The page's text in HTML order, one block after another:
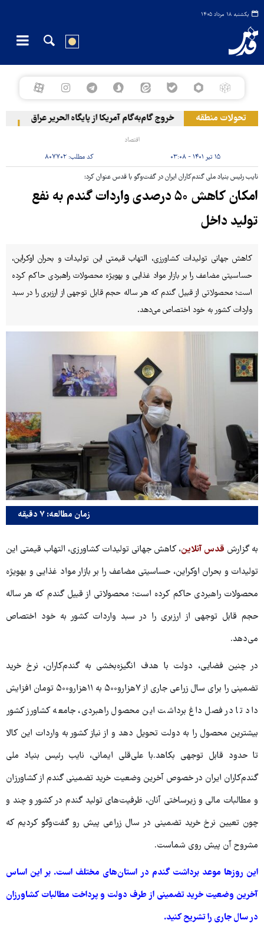
یکشنبه ۱۸ مرداد ۱۴۰۵
تحولات منطقه خروج گام‌به‌گام آمریکا از پایگاه الحریر عراق حمله
اقتصاد
۱۵ تیر ۱۴۰۱ - ۰۳:۰۸ کد مطلب:۸۰۷۷۰۲
نایب رئیس بنیاد ملی گندم‌کاران ایران در گفت‌وگو با قدس عنوان کرد:
امکان کاهش ۵۰ درصدی واردات گندم به نفع
تولید داخل
کاهش جهانی تولیدات کشاورزی، التهاب قیمتی این تولیدات و بحران اوکراین،
حساسیتی مضاعف را بر بازار مواد غذایی و به‎ویژه محصولات راهبردی حاکم کرده
است؛ محصولاتی از قبیل گندم که هر ساله حجم قابل توجهی از ارزبری را در سبد
واردات کشور به خود اختصاص می‌دهد.
زمان مطالعه: ۷ دقیقه
به گزارش قدس آنلاین، کاهش جهانی تولیدات کشاورزی، التهاب قیمتی این
تولیدات و بحران اوکراین، حساسیتی مضاعف را بر بازار مواد غذایی و به‎ویژه
محصولات راهبردی حاکم کرده است؛ محصولاتی از قبیل گندم که هر ساله
حجم قابل توجهی از ارزبری را در سبد واردات کشور به خود اختصاص
می‌دهد.
در چنین فضایی، دولت با هدف انگیزه‌بخشی به گندم‌کاران، نرخ خرید
تضمینی را برای سال زراعی جاری از ۷هزارو۵۰۰ به ۱۱هزارو۵۰۰ تومان افزایش
داد تا در فصل داغ برداشت این محصول راهبردی، جامعه کشاورز کشور
بیشترین محصول را به دولت تحویل دهد و از نیاز کشور به واردات این کالا
تا حدود قابل توجهی بکاهد.با علی‌قلی ایمانی، نایب رئیس بنیاد ملی
گندم‌کاران ایران در خصوص آخرین وضعیت خرید تضمینی گندم از کشاورزان
و مطالبات مالی و زیرساختی آنان، ظرفیت‌های تولید گندم در کشور و چند و
چون تعیین نرخ خرید تضمینی در سال زراعی پیش رو گفت‌وگو کردیم که
مشروح آن پیش روی شماست.
این روزها موعد برداشت گندم در استان‌های مختلف است. بر این اساس
آخرین وضعیت خرید تضمینی از طرف دولت و پرداخت مطالبات کشاورزان
در سال جاری را تشریح کنید.